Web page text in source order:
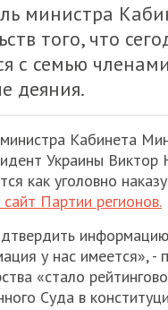
министра
того, что
с семью
деяния.
Кабинета
Украины
как уголовно
Партии регионов.
у нас имеется»,
«стало
Суда в